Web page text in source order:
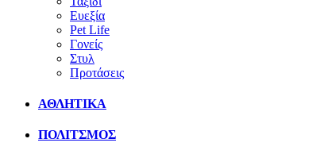
Ευεξία
Pet Life
Γονείς
Στυλ
Προτάσεις
ΑΘΛΗΤΙΚΑ
ΠΟΛΙΤΣΜΟΣ